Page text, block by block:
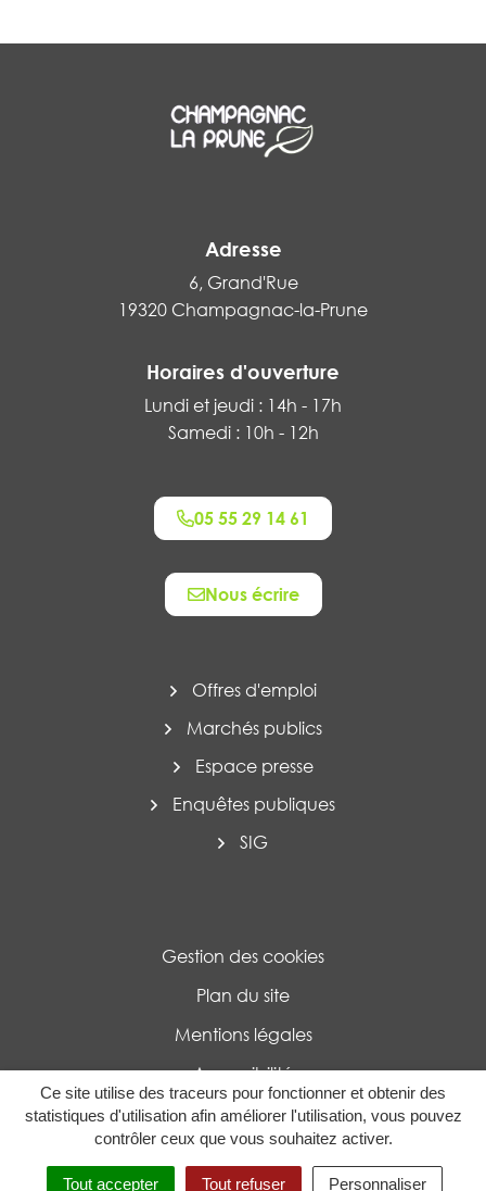
Ce site utilise des traceurs pour fonctionner et obtenir des
statistiques d'utilisation afin améliorer l'utilisation, vous pouvez
contrôler ceux que vous souhaitez activer.
Tout accepter Tout refuser Personnaliser
MENU RECHERCHE
Adresse
6, Grand'Rue
19320 Champagnac-la-Prune
Horaires d'ouverture
Lundi et jeudi : 14h - 17h
Samedi : 10h - 12h
05 55 29 14 61
Nous écrire
Offres d'emploi
Marchés publics
Espace presse
Enquêtes publiques
SIG
Gestion des cookies
Plan du site
Mentions légales
Accessibilité
Politique de confidentialité